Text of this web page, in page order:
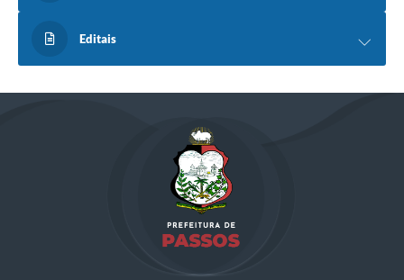
Editais